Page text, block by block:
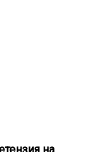
на